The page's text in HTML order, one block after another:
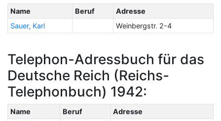
Name Beruf
Adresse
Sauer, Karl
Weinbergstr. 2-4
Telephon-Adressbuch für das
Deutsche Reich (Reichs-
Telephonbuch) 1942:
Name Beruf
Adresse